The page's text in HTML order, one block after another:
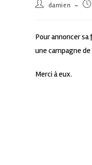
damien
Pour annoncer
une campagne
Merci à eux.